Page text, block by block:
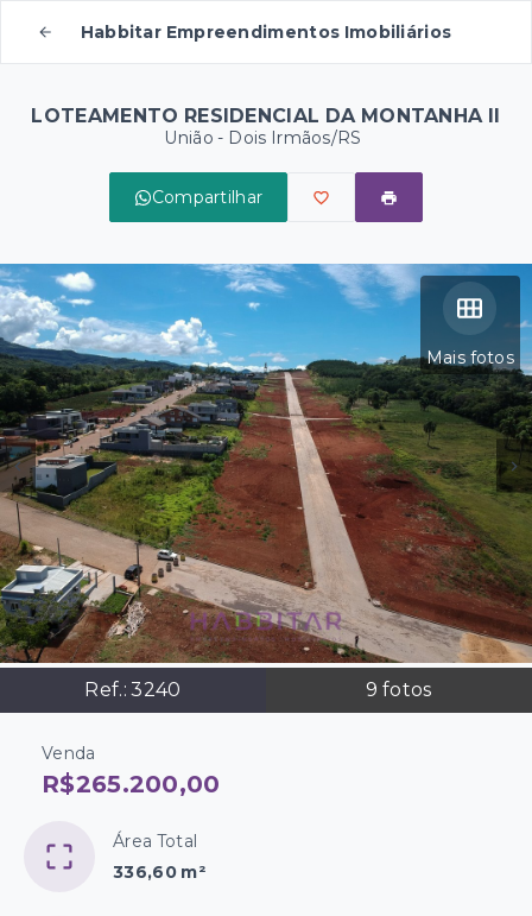
Habbitar Empreendimentos Imobiliários
LOTEAMENTO RESIDENCIAL DA MONTANHA II
União - Dois Irmãos/RS
Compartilhar
Mais fotos
Ref.:3240 9 fotos
Venda
R$265.200,00
Área Total
336,60 m²